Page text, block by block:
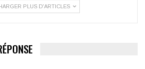
PLUS D'ARTICLES